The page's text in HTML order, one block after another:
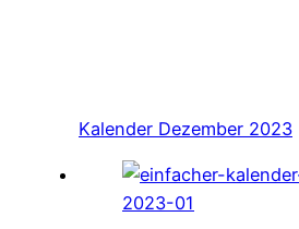
Kalender Dezember 2023